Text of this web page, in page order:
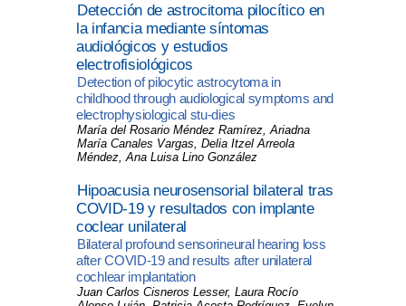
Detección de astrocitoma pilocítico en
la infancia mediante síntomas
audiológicos y estudios
electrofisiológicos
Detection of pilocytic astrocytoma in
childhood through audiological symptoms and
electrophysiological stu-dies
María del Rosario Méndez Ramírez, Ariadna
María Canales Vargas, Delia Itzel Arreola
Méndez, Ana Luisa Lino González
Hipoacusia neurosensorial bilateral tras
COVID-19 y resultados con implante
coclear unilateral
Bilateral profound sensorineural hearing loss
after COVID-19 and results after unilateral
cochlear implantation
Juan Carlos Cisneros Lesser, Laura Rocío